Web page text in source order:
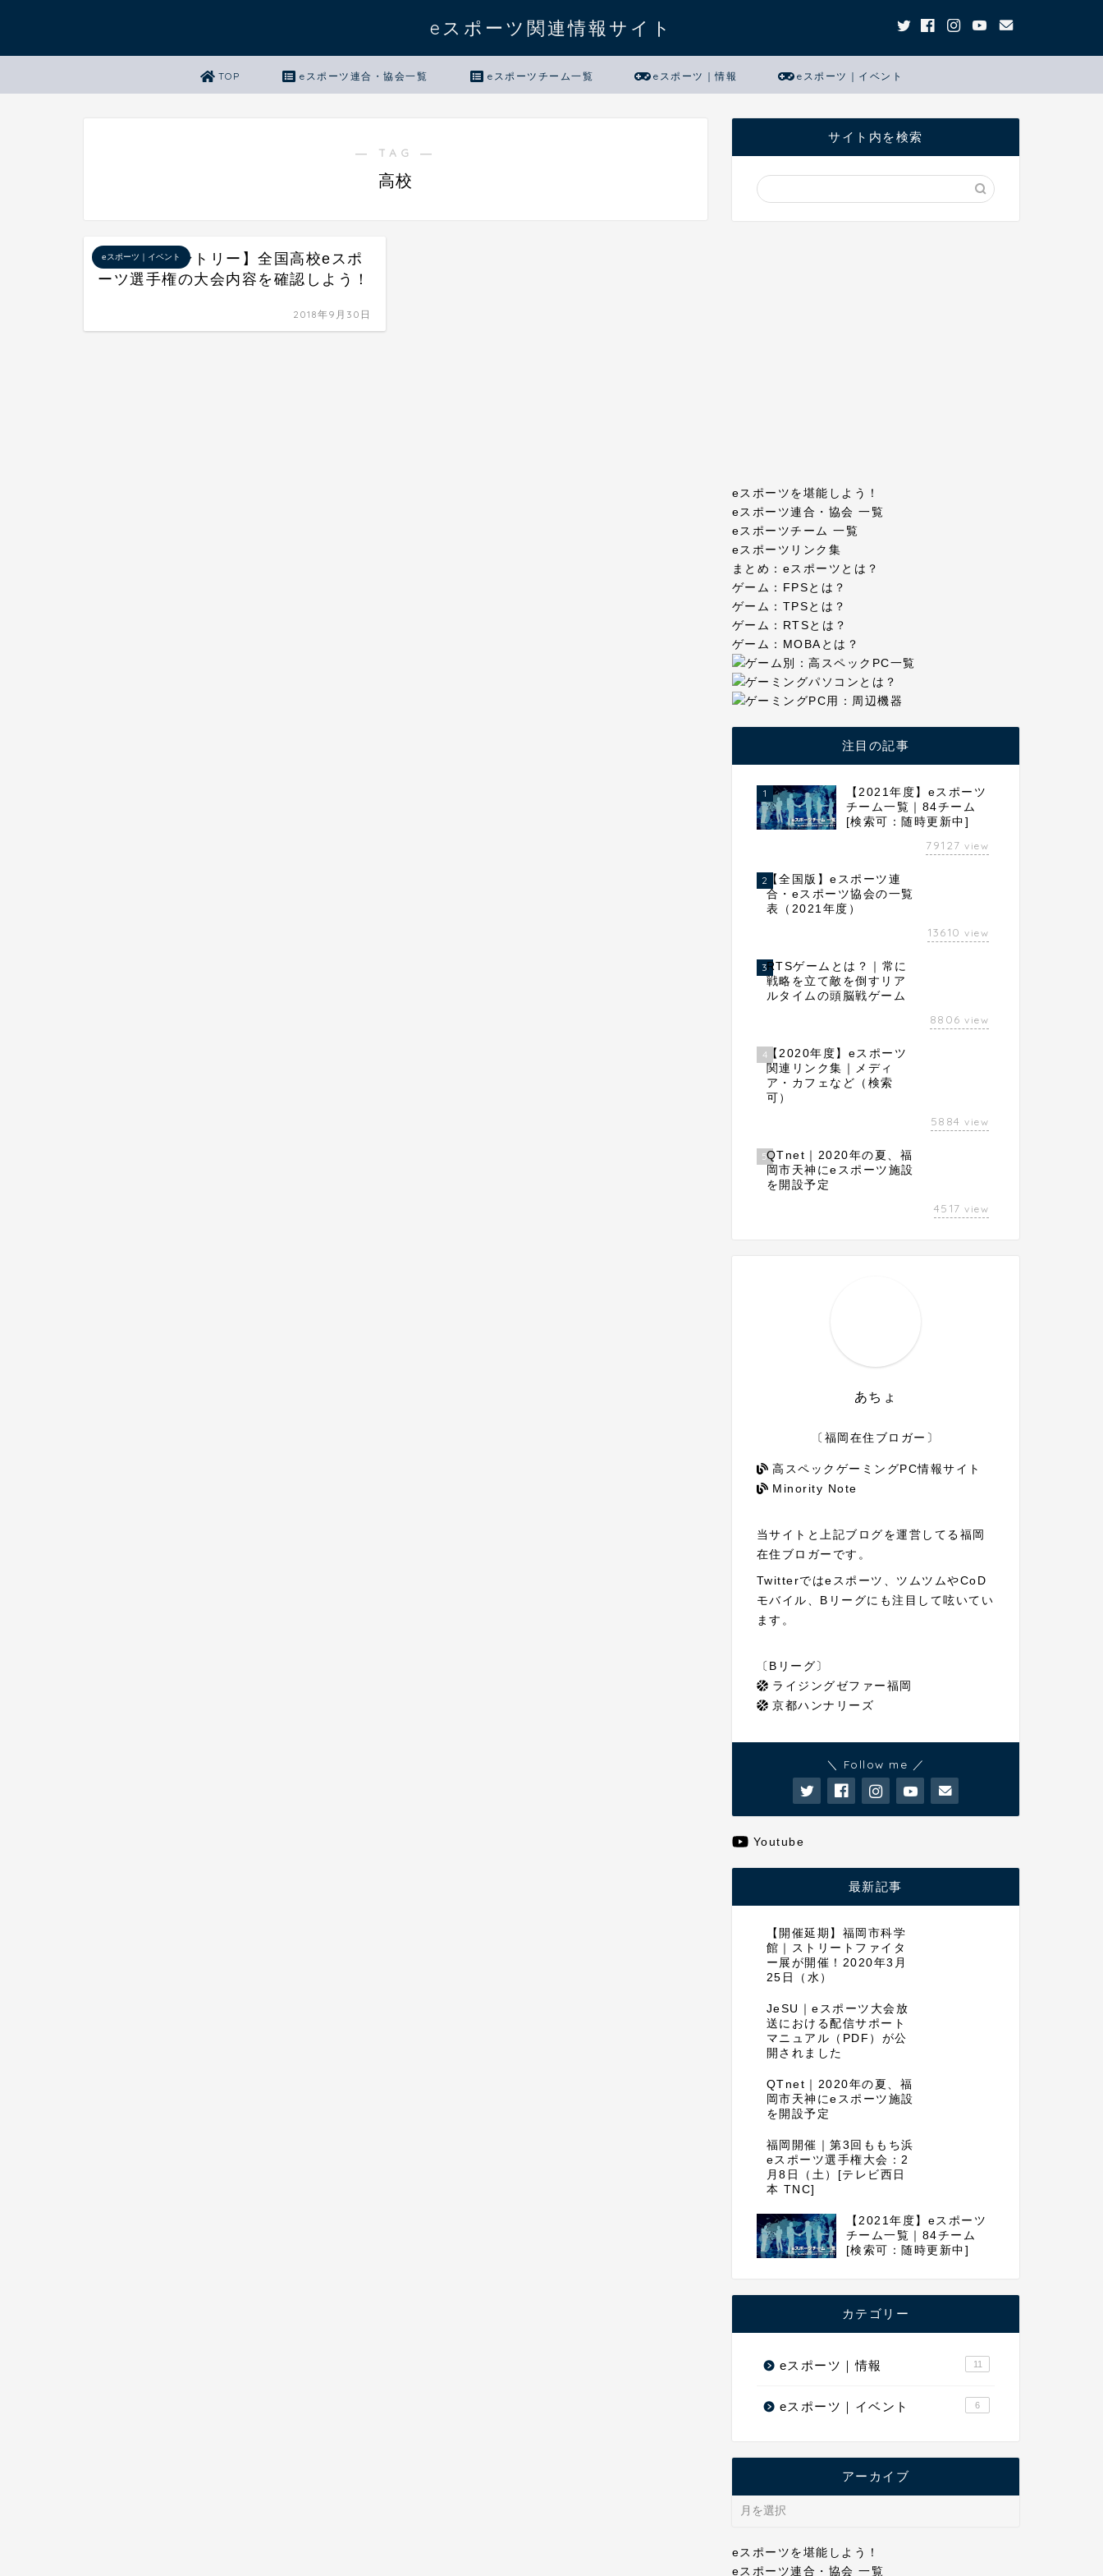
eスポーツ関連情報サイト
TOP eスポーツ連合・協会一覧 eスポーツチーム一覧 eスポーツ｜情報 eスポーツ｜イベント
― TAG ―
高校
eスポーツ｜イベント
【今すぐエントリー】全国高校eスポ
ーツ選手権の大会内容を確認しよう！
2018年9月30日
サイト内を検索
eスポーツを堪能しよう！
eスポーツ連合・協会 一覧
eスポーツチーム 一覧
eスポーツリンク集
まとめ：eスポーツとは？
ゲーム：FPSとは？
ゲーム：TPSとは？
ゲーム：RTSとは？
ゲーム：MOBAとは？
注目の記事
1
【2021年度】eスポーツ
チーム一覧｜84チーム
[検索可：随時更新中]
79127 view
2【全国版】eスポーツ連
合・eスポーツ協会の一覧
表（2021年度）
13610 view
3RTSゲームとは？｜常に
戦略を立て敵を倒すリア
ルタイムの頭脳戦ゲーム
8806 view
4【2020年度】eスポーツ
関連リンク集｜メディ
ア・カフェなど（検索
可）
5884 view
5QTnet｜2020年の夏、福
岡市天神にeスポーツ施設
を開設予定
4517 view
あちょ
〔福岡在住ブロガー〕
高スペックゲーミングPC情報サイト
Minority Note
当サイトと上記ブログを運営してる福岡
在住ブロガーです。
Twitterではeスポーツ、ツムツムやCoD
モバイル、Bリーグにも注目して呟いてい
ます。
〔Bリーグ〕
ライジングゼファー福岡
京都ハンナリーズ
＼ Follow me ／
Youtube
最新記事
【開催延期】福岡市科学
館｜ストリートファイタ
ー展が開催！2020年3月
25日（水）
JeSU｜eスポーツ大会放
送における配信サポート
マニュアル（PDF）が公
開されました
QTnet｜2020年の夏、福
岡市天神にeスポーツ施設
を開設予定
福岡開催｜第3回ももち浜
eスポーツ選手権大会：2
月8日（土）[テレビ西日
本 TNC]
【2021年度】eスポーツ
チーム一覧｜84チーム
[検索可：随時更新中]
カテゴリー
eスポーツ｜情報 11
eスポーツ｜イベント 6
アーカイブ
eスポーツを堪能しよう！
eスポーツ連合・協会 一覧